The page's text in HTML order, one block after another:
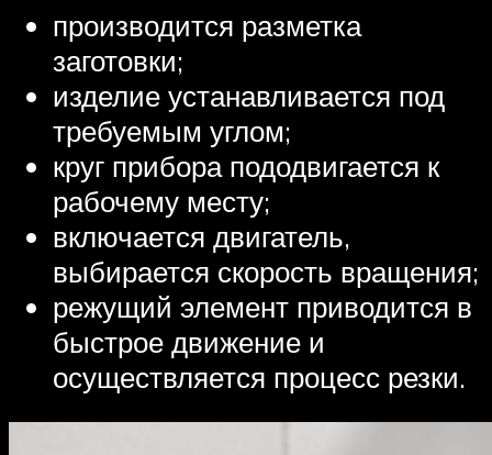
производится разметка
заготовки;
изделие устанавливается под
требуемым углом;
круг прибора пододвигается к
рабочему месту;
включается двигатель,
выбирается скорость вращения;
режущий элемент приводится в
быстрое движение и
осуществляется процесс резки.